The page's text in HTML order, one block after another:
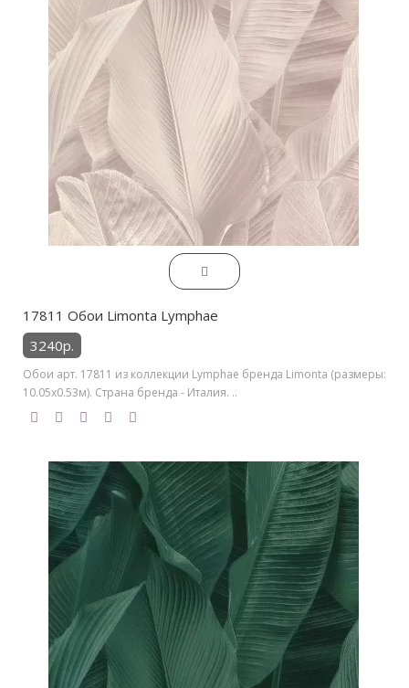
17811 Обои Limonta Lymphae
3240р.
Обои арт. 17811 из коллекции Lymphae бренда Limonta (размеры:
10.05х0.53м). Страна бренда - Италия. ..